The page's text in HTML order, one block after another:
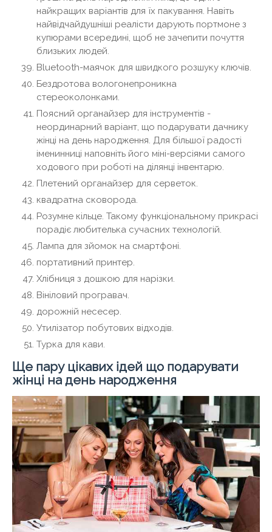
найкращих варіантів для їх пакування. Навіть
найвідчайдушніші реалісти дарують портмоне з
купюрами всередині, щоб не зачепити почуття
близьких людей.
Bluetooth-маячок для швидкого розшуку ключів.
Бездротова вологонепроникна
стереоколонками.
Поясний органайзер для інструментів -
неординарний варіант, що подарувати дачнику
жінці на день народження. Для більшої радості
іменинниці наповніть його міні-версіями самого
ходового при роботі на ділянці інвентарю.
Плетений органайзер для серветок.
квадратна сковорода.
Розумне кільце. Такому функціональному прикрасі
порадіє любителька сучасних технологій.
Лампа для зйомок на смартфоні.
портативний принтер.
Хлібниця з дошкою для нарізки.
Вініловий програвач.
дорожній несесер.
Утилізатор побутових відходів.
Турка для кави.
Ще пару цікавих ідей що подарувати
жінці на день народження